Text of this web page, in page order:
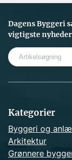
Dagens Byggeri
vigtigste nyheder
Kategorier
Byggeri og
Arkitektur
Grønnere